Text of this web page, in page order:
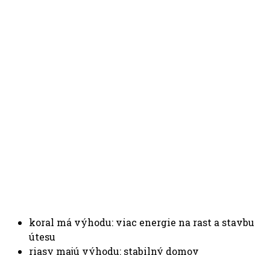
koral má výhodu: viac energie na rast a stavbu
útesu
riasy majú výhodu: stabilný domov